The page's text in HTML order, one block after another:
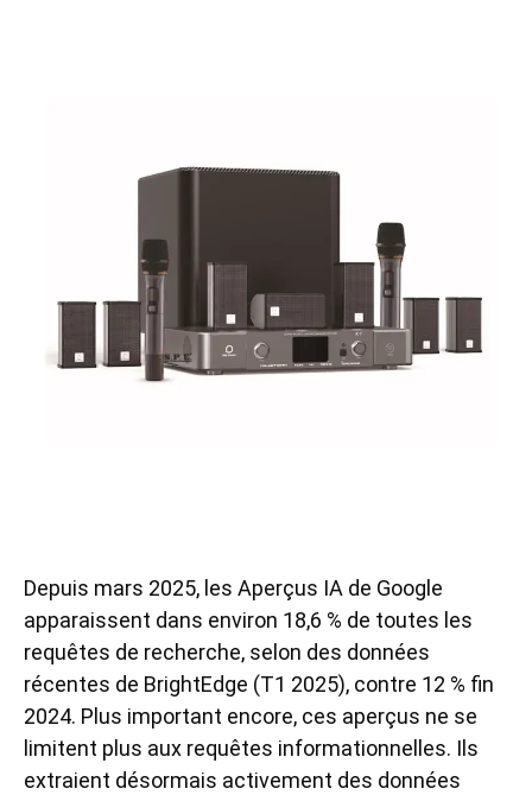
Depuis mars 2025, les Aperçus IA de Google
apparaissent dans environ 18,6 % de toutes les
requêtes de recherche, selon des données
récentes de BrightEdge (T1 2025), contre 12 % fin
2024. Plus important encore, ces aperçus ne se
limitent plus aux requêtes informationnelles. Ils
extraient désormais activement des données